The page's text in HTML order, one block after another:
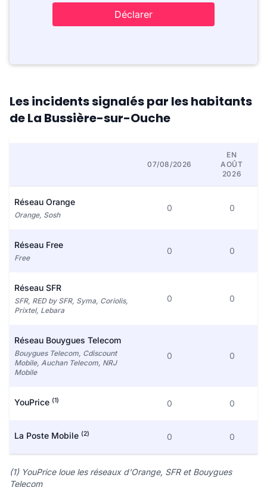
Déclarer
Les incidents signalés par les habitants
de La Bussière-sur-Ouche
07/08/2026
EN
AOÛT
2026
Réseau Orange
Orange, Sosh
0 0
Réseau Free
Free
0 0
Réseau SFR
SFR, RED by SFR, Syma, Coriolis,
Prixtel, Lebara
0 0
Réseau Bouygues Telecom
Bouygues Telecom, Cdiscount
Mobile, Auchan Telecom, NRJ
Mobile
0 0
YouPrice (1) 0 0
La Poste Mobile (2) 0 0
(1) YouPrice loue les réseaux d'Orange, SFR et Bouygues
Telecom